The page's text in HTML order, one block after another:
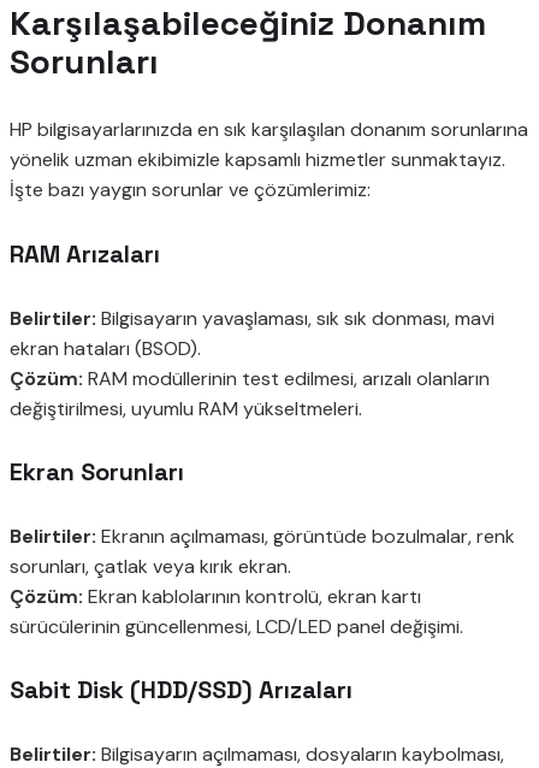
Karşılaşabileceğiniz Donanım
Sorunları
HP bilgisayarlarınızda en sık karşılaşılan donanım sorunlarına
yönelik uzman ekibimizle kapsamlı hizmetler sunmaktayız.
İşte bazı yaygın sorunlar ve çözümlerimiz:
RAM Arızaları
Belirtiler: Bilgisayarın yavaşlaması, sık sık donması, mavi
ekran hataları (BSOD).
Çözüm: RAM modüllerinin test edilmesi, arızalı olanların
değiştirilmesi, uyumlu RAM yükseltmeleri.
Ekran Sorunları
Belirtiler: Ekranın açılmaması, görüntüde bozulmalar, renk
sorunları, çatlak veya kırık ekran.
Çözüm: Ekran kablolarının kontrolü, ekran kartı
sürücülerinin güncellenmesi, LCD/LED panel değişimi.
Sabit Disk (HDD/SSD) Arızaları
Belirtiler: Bilgisayarın açılmaması, dosyaların kaybolması,